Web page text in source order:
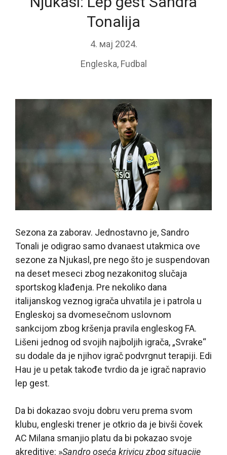
Tonalija
4. мај 2024.
Engleska, Fudbal
Sezona za zaborav. Jednostavno je, Sandro
Tonali je odigrao samo dvanaest utakmica ove
sezone za Njukasl, pre nego što je suspendovan
na deset meseci zbog nezakonitog slučaja
sportskog klađenja. Pre nekoliko dana
italijanskog veznog igrača uhvatila je i patrola u
Engleskoj sa dvomesečnom uslovnom
sankcijom zbog kršenja pravila engleskog FA.
Lišeni jednog od svojih najboljih igrača, „Svrake“
su dodale da je njihov igrač podvrgnut terapiji. Edi
Hau je u petak takođe tvrdio da je igrač napravio
lep gest.
Da bi dokazao svoju dobru veru prema svom
klubu, engleski trener je otkrio da je bivši čovek
AC Milana smanjio platu da bi pokazao svoje
akreditive: »Sandro oseća krivicu zbog situacije